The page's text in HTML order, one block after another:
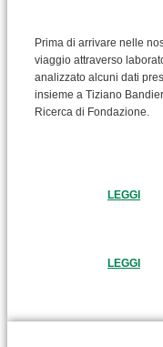
Prima di arrivare nelle
viaggio attraverso
analizzato alcuni dati
insieme a Tiziano
Ricerca di Fondazione.
LEGGI
LEGGI